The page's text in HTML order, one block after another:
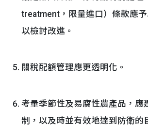
treatment，限量進口）條款應
以檢討改進。
關稅配額管理應更透明化。
考量季節性及易腐性農產品，應
制，以及時並有效地達到防衛的